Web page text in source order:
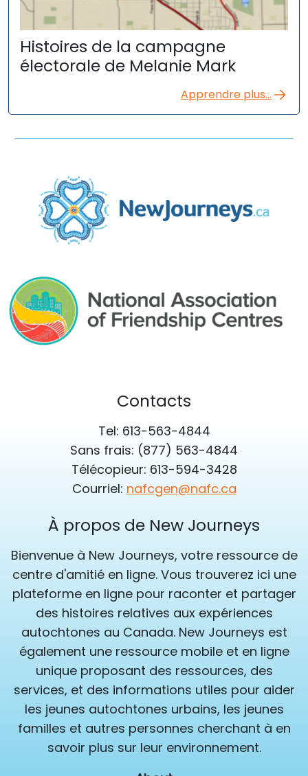
Histoires de la campagne
électorale de Melanie Mark
Apprendre plus...
Contacts
Tel: 613-563-4844
Sans frais: (877) 563-4844
Télécopieur: 613-594-3428
Courriel: nafcgen@nafc.ca
À propos de New Journeys
Bienvenue à New Journeys, votre ressource de
centre d'amitié en ligne. Vous trouverez ici une
plateforme en ligne pour raconter et partager
des histoires relatives aux expériences
autochtones au Canada. New Journeys est
également une ressource mobile et en ligne
unique proposant des ressources, des
services, et des informations utiles pour aider
les jeunes autochtones urbains, les jeunes
familles et autres personnes cherchant à en
savoir plus sur leur environnement.